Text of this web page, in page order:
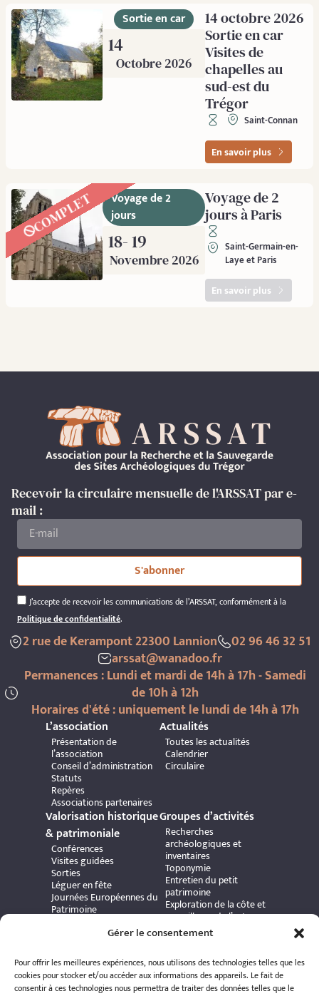
Gérer le consentement
Pour offrir les meilleures expériences, nous utilisons des technologies telles que les
cookies pour stocker et/ou accéder aux informations des appareils. Le fait de
consentir à ces technologies nous permettra de traiter des données telles que le
Sortie en car
14
Octobre 2026
14 octobre 2026
Sortie en car
Visites de
chapelles au
sud-est du
Trégor
Saint-Connan
En savoir plus
Voyage de 2
jours
18- 19
Novembre 2026
Voyage de 2
jours à Paris
Saint-Germain-en-
Laye et Paris
En savoir plus
COMPLET
Recevoir la circulaire mensuelle de l'ARSSAT par e-
mail :
J’accepte de recevoir les communications de l’ARSSAT, conformément à la
Politique de confidentialité.
S'abonner
2 rue de Kerampont 22300 Lannion
02 96 46 32 51
arssat@wanadoo.fr
Permanences : Lundi et mardi de 14h à 17h - Samedi
de 10h à 12h
Horaires d'été : uniquement le lundi de 14h à 17h
L’association
Présentation de
l’association
Conseil d’administration
Statuts
Repères
Associations partenaires
Actualités
Toutes les actualités
Calendrier
Circulaire
Valorisation historique
& patrimoniale
Conférences
Visites guidées
Sorties
Léguer en fête
Journées Européennes du
Patrimoine
Groupes d’activités
Recherches
archéologiques et
inventaires
Toponymie
Entretien du petit
patrimoine
Exploration de la côte et
surveillance de l’estran
Bibliothèque et presse
ancienne
Commission Delestre
Ressources
Informations